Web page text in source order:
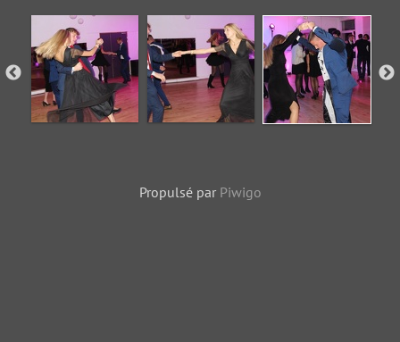
Propulsé par Piwigo